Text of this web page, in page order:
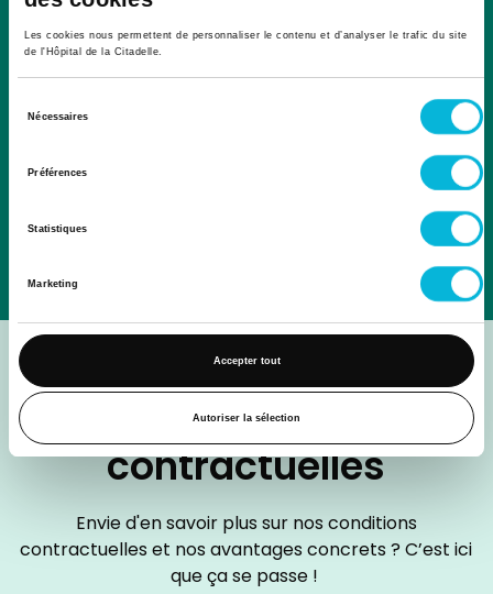
Les cookies nous permettent de personnaliser le contenu et d’analyser le trafic du site
de l'Hôpital de la Citadelle.
Nécessaires
Préférences
Statistiques
Marketing
Accepter tout
Autoriser la sélection
Des engagements concrets en faveur du
Découvrir tous les avantages à rejoindre notre
Zoom sur nos
conditions
contractuelles
Envie d'en savoir plus sur nos conditions
contractuelles et nos avantages concrets ? C’est ici
que ça se passe !